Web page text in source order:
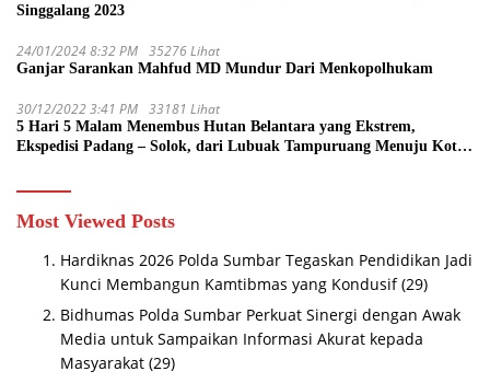
Singgalang 2023
24/01/2024 8:32 PM 35276 Lihat
Ganjar Sarankan Mahfud MD Mundur Dari Menkopolhukam
30/12/2022 3:41 PM 33181 Lihat
5 Hari 5 Malam Menembus Hutan Belantara yang Ekstrem,
Ekspedisi Padang – Solok, dari Lubuak Tampuruang Menuju Koto
Most Viewed Posts
Hardiknas 2026 Polda Sumbar Tegaskan Pendidikan Jadi
Kunci Membangun Kamtibmas yang Kondusif (29)
Bidhumas Polda Sumbar Perkuat Sinergi dengan Awak
Media untuk Sampaikan Informasi Akurat kepada
Masyarakat (29)